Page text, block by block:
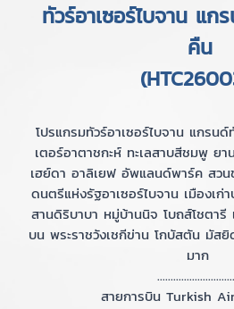
ทัวร์อาเซอร์ไบจาน แ
คืน
โปรแกรมทัวร์อาเซอร์ไบจาน แกรน
เตอร์อาตาชกะห์ ทะเลสาบสีชมพู ย
เฮย์ดา อาลิเยฟ อัพแลนด์พาร์ค สว
ดนตรีแห่งรัฐอาเซอร์ไบจาน เมืองเ
สานดิริบาบา หมู่บ้านนิจ โบถส์โชตารี
บน พระราชวังเชกีข่าน โกบัสตัน มัส
มาก
สายการบิน Turkish